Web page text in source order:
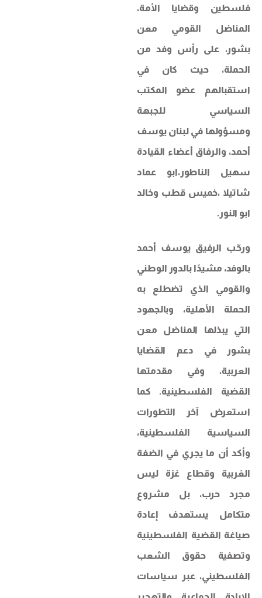
فلسطين وقضايا الأمة،
المناضل القومي معن
بشور، على رأس وفد من
الحملة، حيث كان في
استقبالهم عضو المكتب
السياسي للجبهة
ومسؤولها في لبنان يوسف
أحمد، والرفاق أعضاء القيادة
سهيل الناطور،ابو عماد
شاتيلا ،خميس قطب وخالد
ابو النور.
ورحّب الرفيق يوسف أحمد
بالوفد، مشيدًا بالدور الوطني
والقومي الذي تضطلع به
الحملة الأهلية، وبالجهود
التي يبذلها المناضل معن
بشور في دعم القضايا
العربية، وفي مقدمتها
القضية الفلسطينية. كما
استعرض آخر التطورات
السياسية الفلسطينية،
وأكد أن ما يجري في الضفة
الغربية وقطاع غزة ليس
مجرد حرب، بل مشروع
متكامل يستهدف إعادة
صياغة القضية الفلسطينية
وتصفية حقوق الشعب
الفلسطيني، عبر سياسات